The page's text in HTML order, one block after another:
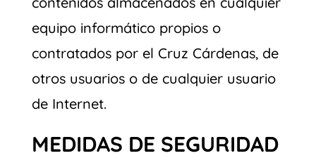
equipo informático propios o
contratados por el Cruz Cárdenas, de
otros usuarios o de cualquier usuario
de Internet.
MEDIDAS DE SEGURIDAD